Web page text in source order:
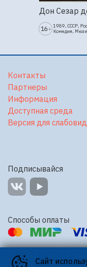
16+ 1989, СССР,
Комедия,
Сайт
Контакты
Партнеры
Информация
Доступная среда
Версия для
Подписывайся
Способы оплаты
Контакты